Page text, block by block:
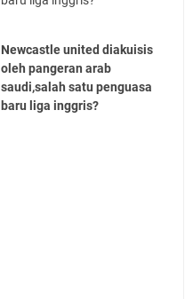
Newcastle united diakuisis
oleh pangeran arab
saudi,salah satu penguasa
baru liga inggris?